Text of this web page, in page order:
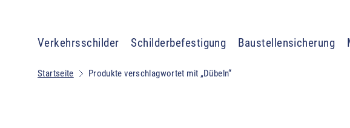
Verkehrsschilder Schilderbefestigung Baustellensicherung
Startseite Produkte verschlagwortet mit „Dübeln“